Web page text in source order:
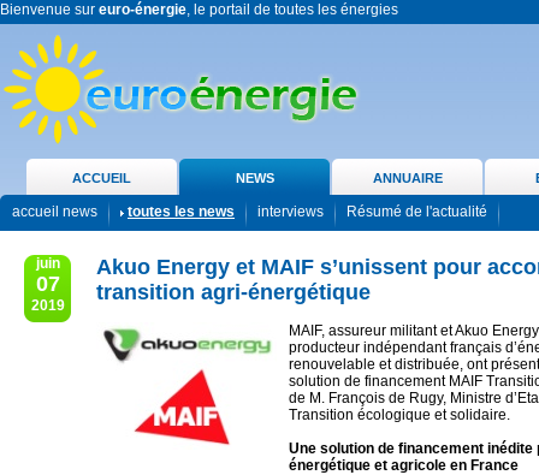
Bienvenue sur euro-énergie, le portail de toutes les énergies
ACCUEIL NEWS ANNUAIRE
accueil news toutes les news interviews Résumé de l'actualité
juin
07
2019
Akuo Energy et MAIF s’unissent pour
transition agri-énergétique
MAIF, assureur militant et Akuo
producteur indépendant français
renouvelable et distribuée, ont
solution de financement MAIF
de M. François de Rugy, Ministre
Transition écologique et solidaire.
Une solution de financement inédite
énergétique et agricole en France